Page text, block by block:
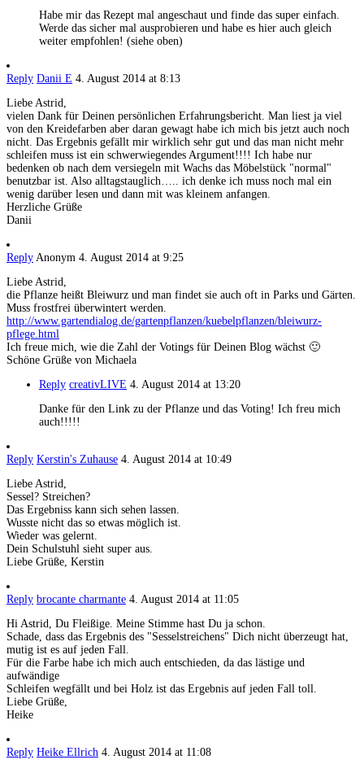
Habe mir das Rezept mal angeschaut und finde das super einfach.
Werde das sicher mal ausprobieren und habe es hier auch gleich
weiter empfohlen! (siehe oben)
Reply Danii E 4. August 2014 at 8:13
Liebe Astrid,
vielen Dank für Deinen persönlichen Erfahrungsbericht. Man liest ja viel
von den Kreidefarben aber daran gewagt habe ich mich bis jetzt auch noch
nicht. Das Ergebnis gefällt mir wirklich sehr gut und das man nicht mehr
schleifen muss ist ein schwerwiegendes Argument!!!! Ich habe nur
bedenken ob nach dem versiegeln mit Wachs das Möbelstück "normal"
benutzbar ist. Also alltagstauglich….. ich denke ich muss noch mal ein
wenig darüber lesen und dann mit was kleinem anfangen.
Herzliche Grüße
Danii
Reply Anonym 4. August 2014 at 9:25
Liebe Astrid,
die Pflanze heißt Bleiwurz und man findet sie auch oft in Parks und Gärten.
Muss frostfrei überwintert werden.
http://www.gartendialog.de/gartenpflanzen/kuebelpflanzen/bleiwurz-
pflege.html
Ich freue mich, wie die Zahl der Votings für Deinen Blog wächst 🙂
Schöne Grüße von Michaela
Reply creativLIVE 4. August 2014 at 13:20
Danke für den Link zu der Pflanze und das Voting! Ich freu mich
auch!!!!!
Reply Kerstin's Zuhause 4. August 2014 at 10:49
Liebe Astrid,
Sessel? Streichen?
Das Ergebniss kann sich sehen lassen.
Wusste nicht das so etwas möglich ist.
Wieder was gelernt.
Dein Schulstuhl sieht super aus.
Liebe Grüße, Kerstin
Reply brocante charmante 4. August 2014 at 11:05
Hi Astrid, Du Fleißige. Meine Stimme hast Du ja schon.
Schade, dass das Ergebnis des "Sesselstreichens" Dich nicht überzeugt hat,
mutig ist es auf jeden Fall.
Für die Farbe habe ich mich auch entschieden, da das lästige und
aufwändige
Schleifen wegfällt und bei Holz ist das Ergebnis auf jeden Fall toll.
Liebe Grüße,
Heike
Reply Heike Ellrich 4. August 2014 at 11:08